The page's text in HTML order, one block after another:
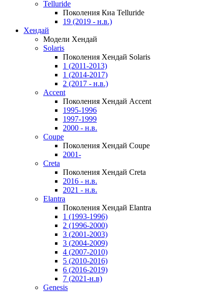
Telluride
Поколения Киа Telluride
19 (2019 - н.в.)
Хендай
Модели Хендай
Solaris
Поколения Хендай Solaris
1 (2011-2013)
1 (2014-2017)
2 (2017 - н.в.)
Accent
Поколения Хендай Accent
1995-1996
1997-1999
2000 - н.в.
Coupe
Поколения Хендай Coupe
2001-
Creta
Поколения Хендай Creta
2016 - н.в.
2021 - н.в.
Elantra
Поколения Хендай Elantra
1 (1993-1996)
2 (1996-2000)
3 (2001-2003)
3 (2004-2009)
4 (2007-2010)
5 (2010-2016)
6 (2016-2019)
7 (2021-н.в)
Genesis